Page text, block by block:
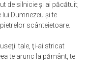
de silnicie şi ai păcătuit;
Dumnezeu şi te
scânteietoare.
tale, ţi-ai stricat
te arunc la pământ, te